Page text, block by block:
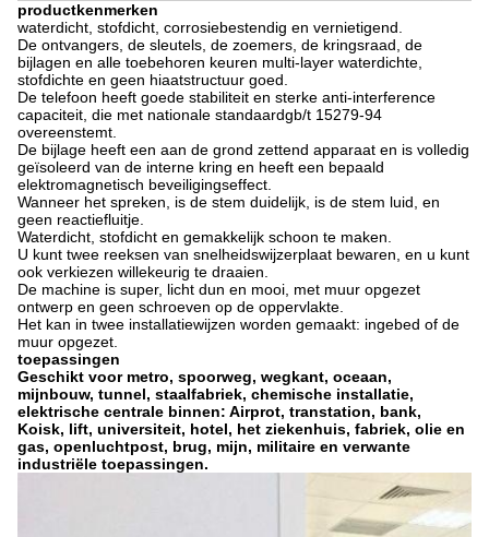
productkenmerken
waterdicht, stofdicht, corrosiebestendig en vernietigend.
De ontvangers, de sleutels, de zoemers, de kringsraad, de
bijlagen en alle toebehoren keuren multi-layer waterdichte,
stofdichte en geen hiaatstructuur goed.
De telefoon heeft goede stabiliteit en sterke anti-interference
capaciteit, die met nationale standaardgb/t 15279-94
overeenstemt.
De bijlage heeft een aan de grond zettend apparaat en is volledig
geïsoleerd van de interne kring en heeft een bepaald
elektromagnetisch beveiligingseffect.
Wanneer het spreken, is de stem duidelijk, is de stem luid, en
geen reactiefluitje.
Waterdicht, stofdicht en gemakkelijk schoon te maken.
U kunt twee reeksen van snelheidswijzerplaat bewaren, en u kunt
ook verkiezen willekeurig te draaien.
De machine is super, licht dun en mooi, met muur opgezet
ontwerp en geen schroeven op de oppervlakte.
Het kan in twee installatiewijzen worden gemaakt: ingebed of de
muur opgezet.
toepassingen
Geschikt voor metro, spoorweg, wegkant, oceaan,
mijnbouw, tunnel, staalfabriek, chemische installatie,
elektrische centrale binnen: Airprot, transtation, bank,
Koisk, lift, universiteit, hotel, het ziekenhuis, fabriek, olie en
gas, openluchtpost, brug, mijn, militaire en verwante
industriële toepassingen.